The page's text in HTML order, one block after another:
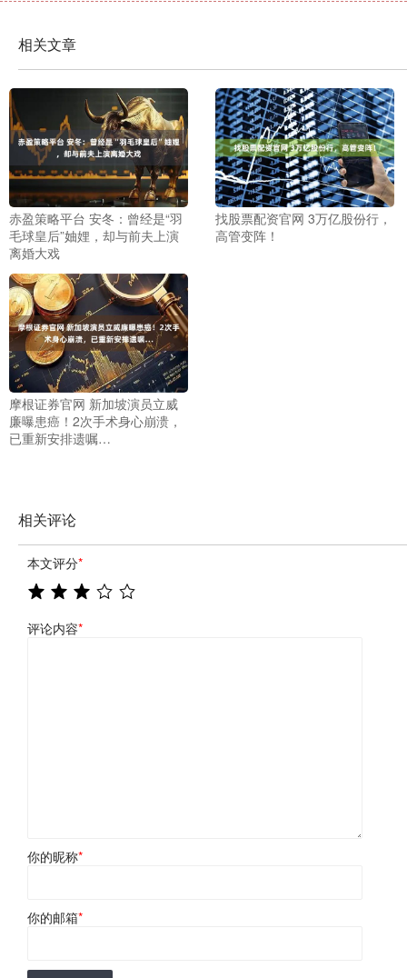
相关文章
赤盈策略平台 安冬：曾经是“羽
毛球皇后”妯娌，却与前夫上演
离婚大戏
找股票配资官网 3万亿股份行，
高管变阵！
摩根证券官网 新加坡演员立威
廉曝患癌！2次手术身心崩溃，
已重新安排遗嘱…
相关评论
本文评分*
评论内容*
你的昵称*
你的邮箱*